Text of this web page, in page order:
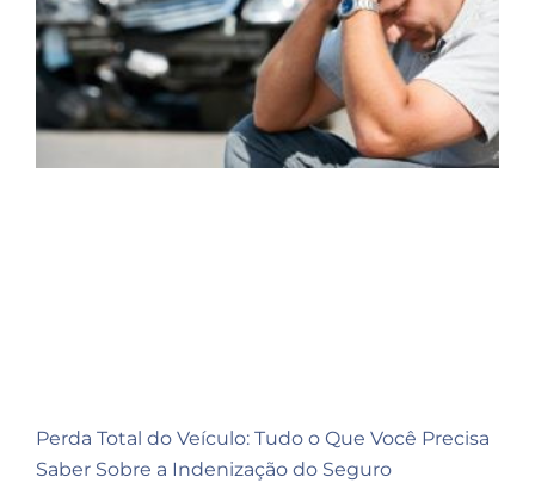
Perda Total do Veículo: Tudo o Que Você Precisa
Saber Sobre a Indenização do Seguro